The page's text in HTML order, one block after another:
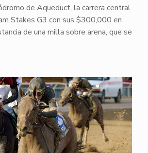
de Aqueduct, la carrera central
Stakes G3 con sus $300,000 en
de una milla sobre arena, que se